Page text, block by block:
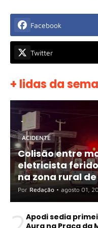
Facebook
Twitter
+ lidas da
ACIDENTE
Colisão entre
eletricista
na zona rural
Por Redação • agosto 01,
Apodi sedia
Aura na Praça da